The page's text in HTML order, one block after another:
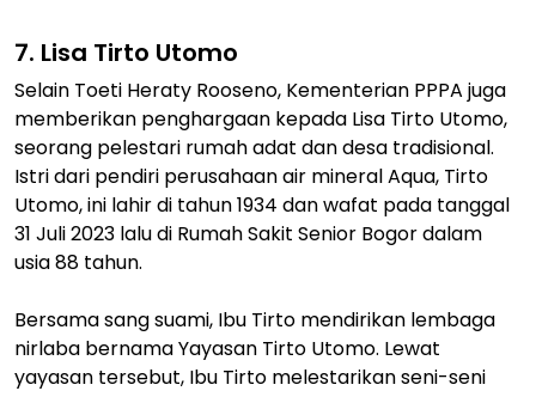
7. Lisa Tirto Utomo
Selain Toeti Heraty Rooseno, Kementerian PPPA juga
memberikan penghargaan kepada Lisa Tirto Utomo,
seorang pelestari rumah adat dan desa tradisional.
Istri dari pendiri perusahaan air mineral Aqua, Tirto
Utomo, ini lahir di tahun 1934 dan wafat pada tanggal
31 Juli 2023 lalu di Rumah Sakit Senior Bogor dalam
usia 88 tahun.
Bersama sang suami, Ibu Tirto mendirikan lembaga
nirlaba bernama Yayasan Tirto Utomo. Lewat
yayasan tersebut, Ibu Tirto melestarikan seni-seni